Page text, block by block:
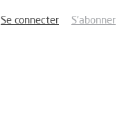
Se connecter S’abonner